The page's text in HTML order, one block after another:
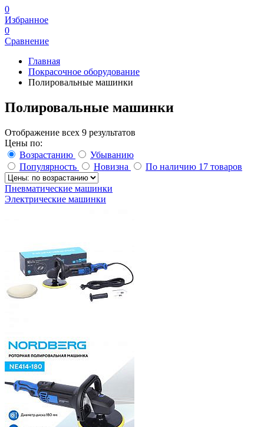
0
Избранное
0
Сравнение
Главная
Покрасочное оборудование
Полировальные машинки
Полировальные машинки
Отображение всех 9 результатов
Цены по:
Возрастанию
Убыванию
Популярность
Новизна По наличию 17 товаров
Пневматические машинки
Электрические машинки